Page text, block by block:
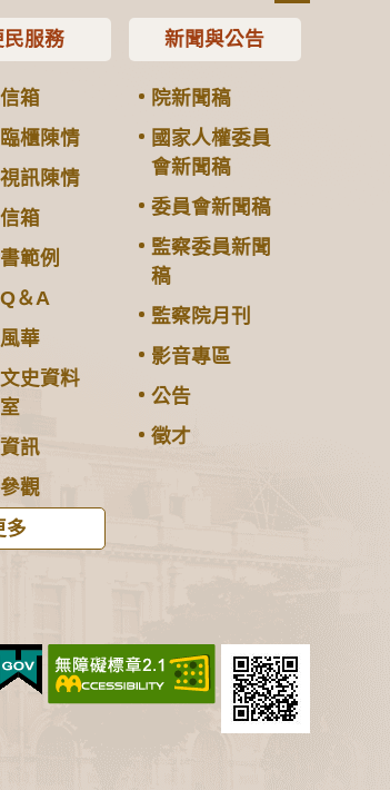
民服務
箱
櫃陳情
訊陳情
箱
範例
＆A
華
史資料
訊
觀
多
新聞與公告
院新聞稿
國家人權委員
會新聞稿
委員會新聞稿
監察委員新聞
稿
監察院月刊
影音專區
公告
徵才